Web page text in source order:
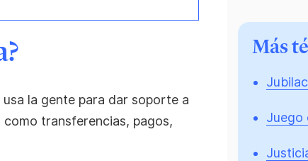
la gente para dar soporte a
como transferencias, pagos,
Más
Juego